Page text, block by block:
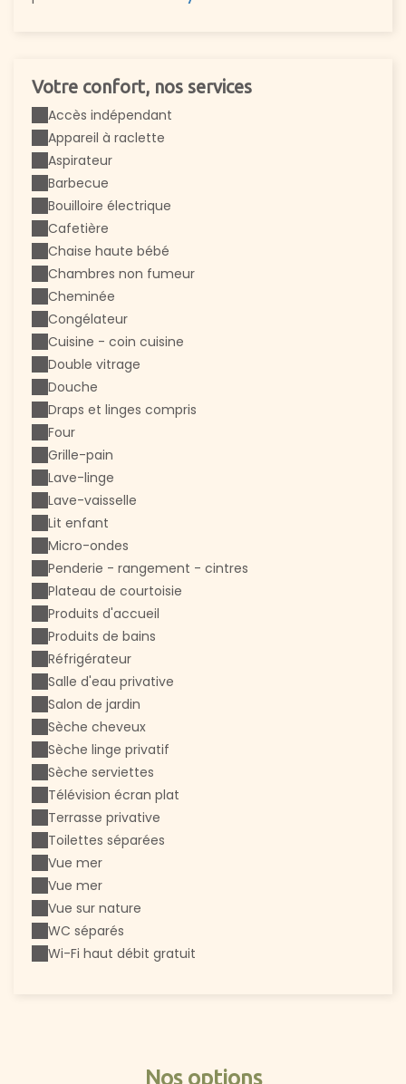
Votre confort, nos services
Accès indépendant
Appareil à raclette
Aspirateur
Barbecue
Bouilloire électrique
Cafetière
Chaise haute bébé
Chambres non fumeur
Cheminée
Congélateur
Cuisine - coin cuisine
Double vitrage
Douche
Draps et linges compris
Four
Grille-pain
Lave-linge
Lave-vaisselle
Lit enfant
Micro-ondes
Penderie - rangement - cintres
Plateau de courtoisie
Produits d'accueil
Produits de bains
Réfrigérateur
Salle d'eau privative
Salon de jardin
Sèche cheveux
Sèche linge privatif
Sèche serviettes
Télévision écran plat
Terrasse privative
Toilettes séparées
Vue mer
Vue mer
Vue sur nature
WC séparés
Wi-Fi haut débit gratuit
Nos options